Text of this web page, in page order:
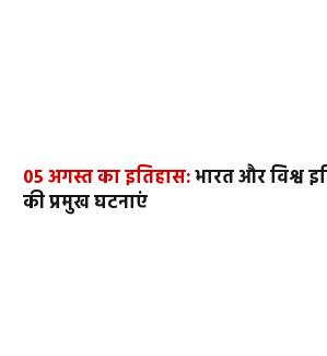
05 अगस्त का इतिहास:भारत और विश्व
की प्रमुख घटनाएं